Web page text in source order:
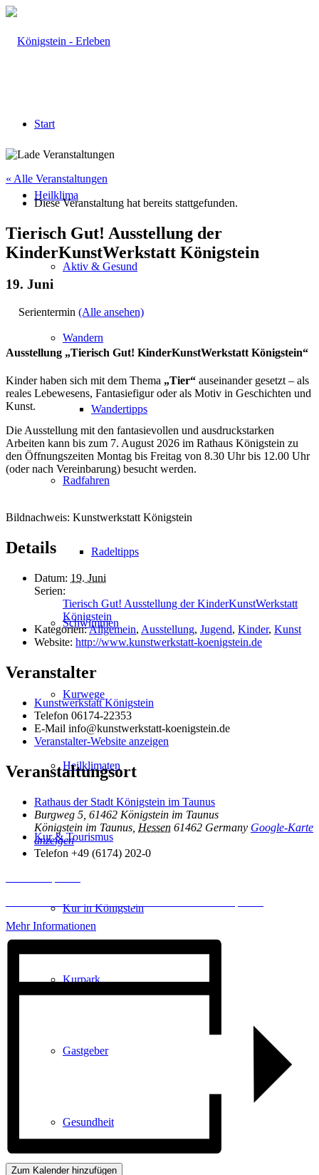
Start
Heilklima
Aktiv & Gesund
Wandern
Wandertipps
Radfahren
Radeltipps
Schwimmen
Kurwege
Heilklimaten
Kur & Tourismus
Kur in Königstein
Kurpark
Gastgeber
Gesundheit
« Alle Veranstaltungen
Diese Veranstaltung hat bereits stattgefunden.
Tierisch Gut! Ausstellung der
KinderKunstWerkstatt Königstein
19. Juni
Serientermin (Alle ansehen)
Ausstellung „Tierisch Gut! KinderKunstWerkstatt Königstein“
Kinder haben sich mit dem Thema „Tier“ auseinander gesetzt – als
reales Lebewesens, Fantasiefigur oder als Motiv in Geschichten und
Kunst.
Die Ausstellung mit den fantasievollen und ausdruckstarken
Arbeiten kann bis zum 7. August 2026 im Rathaus Königstein zu
den Öffnungszeiten Montag bis Freitag von 8.30 Uhr bis 12.00 Uhr
(oder nach Vereinbarung) besucht werden.
Bildnachweis: Kunstwerkstatt Königstein
Details
Datum: 19. Juni
Serien:
Tierisch Gut! Ausstellung der KinderKunstWerkstatt
Königstein
Kategorien:Allgemein, Ausstellung, Jugend, Kinder, Kunst
Website: http://www.kunstwerkstatt-koenigstein.de
Veranstalter
Kunstwerkstatt Königstein
Telefon 06174-22353
E-Mail info@kunstwerkstatt-koenigstein.de
Veranstalter-Website anzeigen
Veranstaltungsort
Rathaus der Stadt Königstein im Taunus
Burgweg 5, 61462 Königstein im Taunus
Königstein im Taunus Hessen 61462 Germany Google-Karte
anzeigen
Telefon +49 (6174) 202-0
Erforderlichen Service akzeptieren und Inhalte entsperren
Mehr Informationen
Zum Kalender hinzufügen